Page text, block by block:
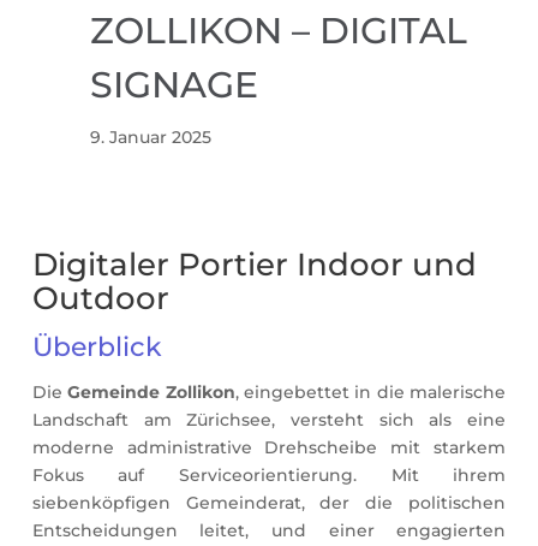
ZOLLIKON – DIGITAL
SIGNAGE
9. Januar 2025
Digitaler Portier Indoor und
Outdoor
Überblick
DieGemeinde Zollikon, eingebettet in die malerische
Landschaft am Zürichsee, versteht sich als eine
moderne administrative Drehscheibe mit starkem
Fokus auf Serviceorientierung. Mit ihrem
siebenköpfigen Gemeinderat, der die politischen
Entscheidungen leitet, und einer engagierten